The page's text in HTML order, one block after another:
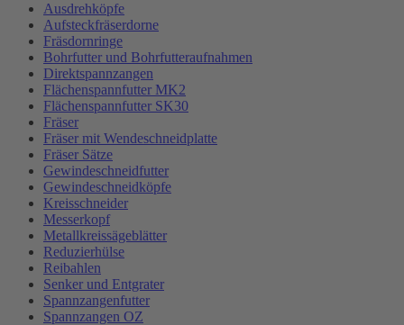
Ausdrehköpfe
Aufsteckfräserdorne
Fräsdornringe
Bohrfutter und Bohrfutteraufnahmen
Direktspannzangen
Flächenspannfutter MK2
Flächenspannfutter SK30
Fräser
Fräser mit Wendeschneidplatte
Fräser Sätze
Gewindeschneidfutter
Gewindeschneidköpfe
Kreisschneider
Messerkopf
Metallkreissägeblätter
Reduzierhülse
Reibahlen
Senker und Entgrater
Spannzangenfutter
Spannzangen OZ